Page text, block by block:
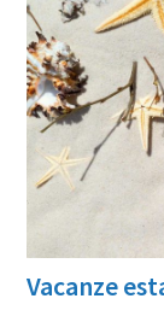
Vacanze